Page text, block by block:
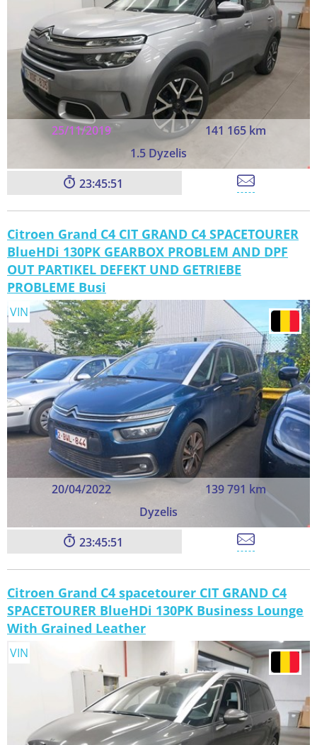
25/11/2019
141 165 km
1.5 Dyzelis
23:45:49
Citroen Grand C4 CIT GRAND C4 SPACETOURER
BlueHDi 130PK GEARBOX PROBLEM AND DPF
OUT PARTIKEL DEFEKT UND GETRIEBE
PROBLEME Busi
20/04/2022
139 791 km
Dyzelis
VIN
23:45:49
Citroen Grand C4 spacetourer CIT GRAND C4
SPACETOURER BlueHDi 130PK Business Lounge
With Grained Leather
VIN